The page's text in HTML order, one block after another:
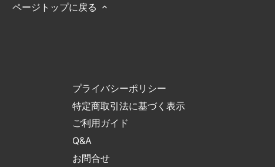
ページトップに戻る
プライバシーポリシー
特定商取引法に基づく表示
ご利用ガイド
Q&A
お問合せ